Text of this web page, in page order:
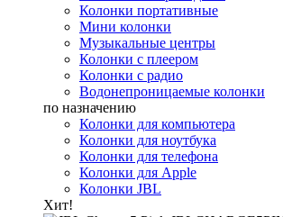
Колонки портативные
Мини колонки
Музыкальные центры
Колонки с плеером
Колонки с радио
Водонепроницаемые колонки
по назначению
Колонки для компьютера
Колонки для ноутбука
Колонки для телефона
Колонки для Apple
Колонки JBL
Хит!